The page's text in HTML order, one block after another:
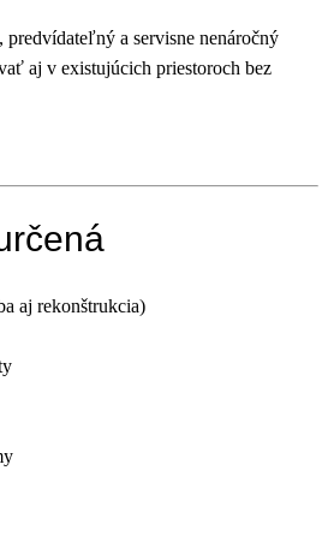
a servisne nenáročný
aj v existujúcich priestoroch bez
aj rekonštrukcia)